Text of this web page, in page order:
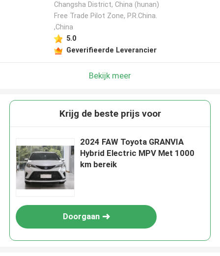
Changsha District, China (hunan)
Free Trade Pilot Zone, P.R.China.
,China
5.0
Geverifieerde Leverancier
Bekijk meer
Krijg de beste prijs voor
2024 FAW Toyota GRANVIA
Hybrid Electric MPV Met 1000
km bereik
Doorgaan